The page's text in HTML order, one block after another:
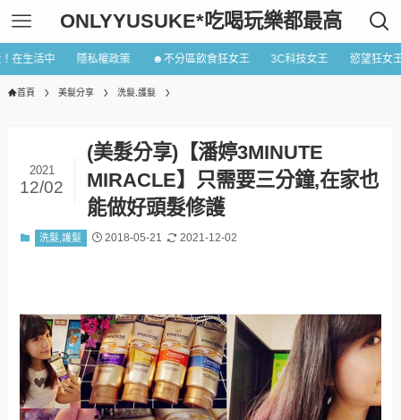
ONLYYUSUKE*吃喝玩樂都最高
在生活中 隱私權政策 ☻不分區飲食狂女王 3C科技女王 慾望狂女
首頁 美髮分享 洗髮,護髮
(美髮分享)【潘婷3MINUTE
MIRACLE】只需要三分鐘,在家也
能做好頭髮修護
2021
12/02
洗髮,護髮 2018-05-21 2021-12-02